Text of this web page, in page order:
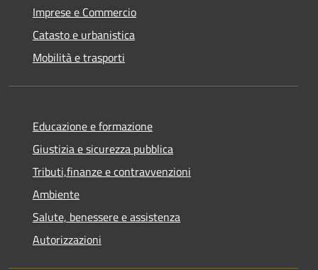
Imprese e Commercio
Catasto e urbanistica
Mobilità e trasporti
Educazione e formazione
Giustizia e sicurezza pubblica
Tributi,finanze e contravvenzioni
Ambiente
Salute, benessere e assistenza
Autorizzazioni